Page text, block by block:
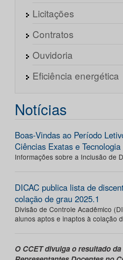
Licitações
Contratos
Ouvidoria
Eficiência energética
Notícias
Boas-Vindas ao Período
Ciências Exatas e Tecnologia
Informações sobre a Inclusão de
DICAC publica lista de
colação de grau 2025.1
Divisão de Controle Acadêmico
alunos aptos e inaptos à colação
O CCET divulga o resultado